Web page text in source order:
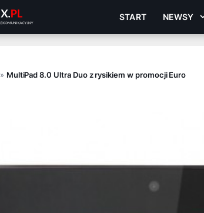
START NEWSY
» MultiPad 8.0 Ultra Duo z rysikiem w promocji Euro